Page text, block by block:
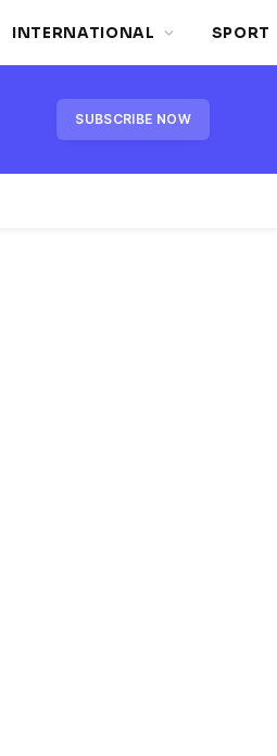
INTERNATIONAL SPORT
SUBSCRIBE NOW